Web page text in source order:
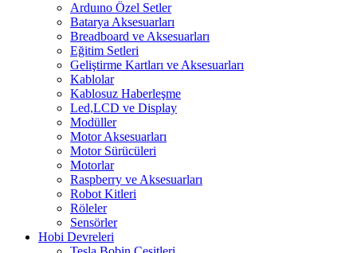
Arduıno Özel Setler
Batarya Aksesuarları
Breadboard ve Aksesuarları
Eğitim Setleri
Geliştirme Kartları ve Aksesuarları
Kablolar
Kablosuz Haberleşme
Led,LCD ve Display
Modüller
Motor Aksesuarları
Motor Sürücüleri
Motorlar
Raspberry ve Aksesuarları
Robot Kitleri
Röleler
Sensörler
Hobi Devreleri